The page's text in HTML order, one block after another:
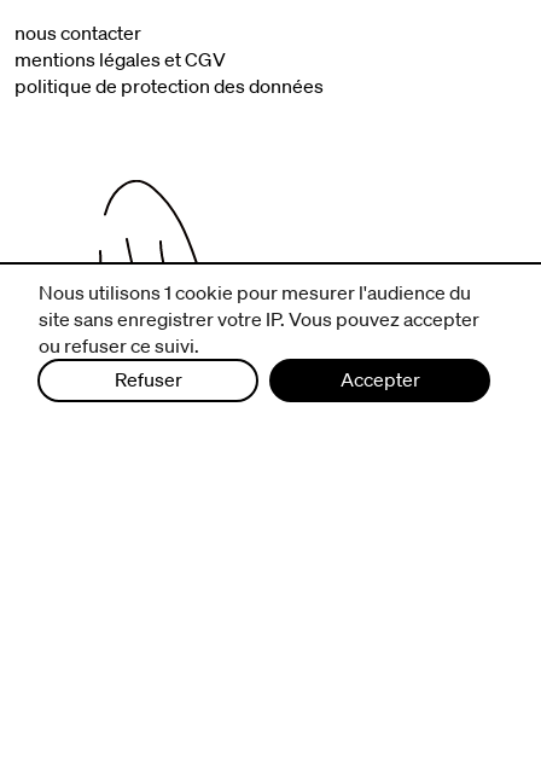
nous contacter
mentions légales et CGV
politique de protection des données
infos pratiques
Nous utilisons 1 cookie pour mesurer l'audience du
site sans enregistrer votre IP. Vous pouvez accepter
ou refuser ce suivi.
Refuser
Accepter